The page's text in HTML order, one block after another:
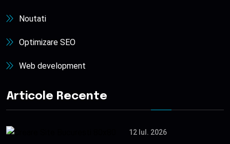
Noutati
Optimizare SEO
Web development
Articole Recente
12 Iul. 2026